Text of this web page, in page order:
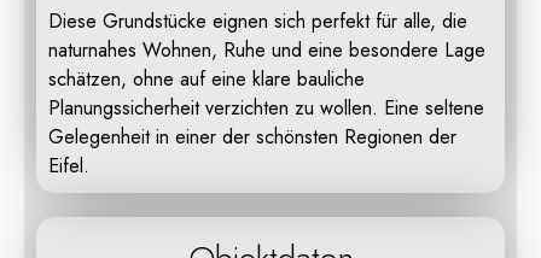
Diese Grundstücke eignen sich perfekt für alle, die
naturnahes Wohnen, Ruhe und eine besondere Lage
schätzen, ohne auf eine klare bauliche
Planungssicherheit verzichten zu wollen. Eine seltene
Gelegenheit in einer der schönsten Regionen der
Eifel.